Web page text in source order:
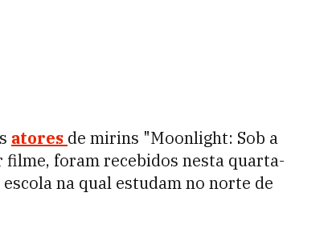
atores de mirins "Moonlight: Sob a
filme, foram recebidos nesta quarta-
na qual estudam no norte de